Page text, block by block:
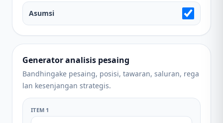
Asumsi
Generator analisis pesaing
Bandhingake pesaing, posisi, tawaran, saluran, rega
lan kesenjangan strategis.
ITEM 1